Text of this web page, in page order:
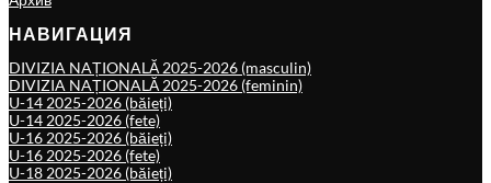
НАВИГАЦИЯ
DIVIZIA NAȚIONALĂ 2025-2026 (masculin)
DIVIZIA NAȚIONALĂ 2025-2026 (feminin)
U-14 2025-2026 (băieți)
U-14 2025-2026 (fete)
U-16 2025-2026 (băieți)
U-16 2025-2026 (fete)
U-18 2025-2026 (băieți)